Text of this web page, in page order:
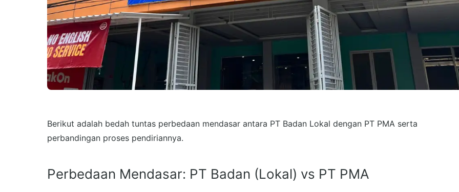
Berikut adalah bedah tuntas perbedaan mendasar antara PT Badan Lokal dengan PT PMA serta
perbandingan proses pendiriannya.
Perbedaan Mendasar: PT Badan (Lokal) vs PT PMA